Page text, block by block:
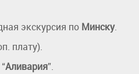
экскурсия по Минску.
плату).
Аливария”.